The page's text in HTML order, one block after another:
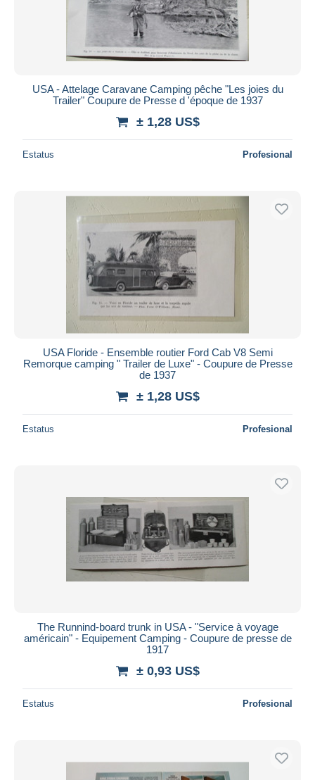
USA - Attelage Caravane Camping pêche "Les joies du
Trailer" Coupure de Presse d 'époque de 1937
± 1,28 US$
Estatus Profesional
USA Floride - Ensemble routier Ford Cab V8 Semi
Remorque camping " Trailer de Luxe" - Coupure de Presse
de 1937
± 1,28 US$
Estatus Profesional
The Runnind-board trunk in USA - "Service à voyage
américain" - Equipement Camping - Coupure de presse de
1917
± 0,93 US$
Estatus Profesional